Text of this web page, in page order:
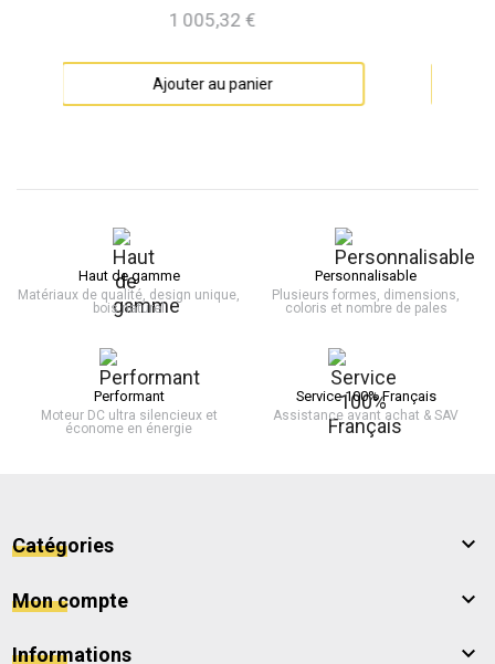
1 031,08 €
Ajouter au panier
Haut de gamme
Matériaux de qualité, design unique,
bois naturel
Personnalisable
Plusieurs formes, dimensions,
coloris et nombre de pales
Performant
Moteur DC ultra silencieux et
économe en énergie
Service 100% Français
Assistance avant achat & SAV
Catégories 
Mon compte 
Informations 